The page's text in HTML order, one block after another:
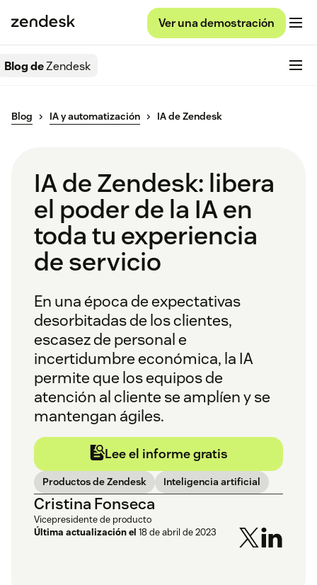
Ver una demostración
Blog deZendesk
Blog IA y automatización IA de Zendesk
IA de Zendesk: libera
el poder de la IA en
toda tu experiencia
de servicio
En una época de expectativas
desorbitadas de los clientes,
escasez de personal e
incertidumbre económica, la IA
permite que los equipos de
atención al cliente se amplíen y se
mantengan ágiles.
Lee el informe gratis
Productos de Zendesk Inteligencia artificial
Cristina Fonseca
Vicepresidente de producto
Última actualización el 18 de abril de 2023